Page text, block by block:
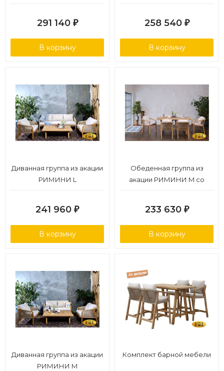
291 140 ₽
В корзину
258 540 ₽
В корзину
Диванная группа из акации
РИМИНИ L
241 960 ₽
В корзину
Обеденная группа из
акации РИМИНИ M со
233 630 ₽
В корзину
Диванная группа из акации
РИМИНИ M
Комплект барной мебели